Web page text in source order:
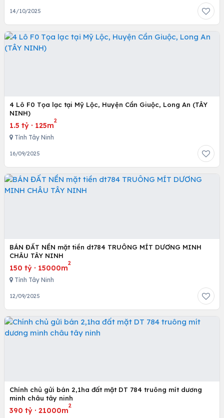
14/10/2025
4 Lô F0 Tọa lạc tại Mỹ Lộc, Huyện Cần Giuộc, Long An (TÂY
NINH)
1.5 tỷ · 125m
2
Tỉnh Tây Ninh
16/09/2025
BÁN ĐẤT NỀN mặt tiền dt784 TRUÔNG MÍT DƯƠNG MINH
CHÂU TÂY NINH
150 tỷ · 15000m
2
Tỉnh Tây Ninh
12/09/2025
Chính chủ gửi bán 2,1ha đất mặt DT 784 truông mít dương
minh châu tây ninh
390 tỷ · 21000m
2